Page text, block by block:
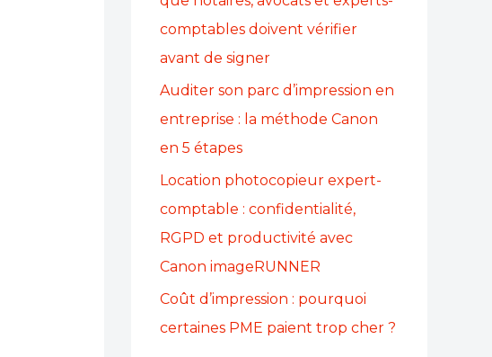
comptables doivent vérifier
avant de signer
Auditer son parc d’impression en
entreprise : la méthode Canon
en 5 étapes
Location photocopieur expert-
comptable : confidentialité,
RGPD et productivité avec
Canon imageRUNNER
Coût d’impression : pourquoi
certaines PME paient trop cher ?